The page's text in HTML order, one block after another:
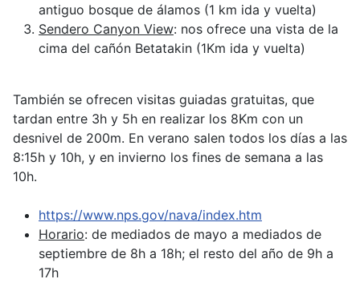
antiguo bosque de álamos (1 km ida y vuelta)
Sendero Canyon View: nos ofrece una vista de la
cima del cañón Betatakin (1Km ida y vuelta)
También se ofrecen visitas guiadas gratuitas, que
tardan entre 3h y 5h en realizar los 8Km con un
desnivel de 200m. En verano salen todos los días a las
8:15h y 10h, y en invierno los fines de semana a las
10h.
https://www.nps.gov/nava/index.htm
Horario: de mediados de mayo a mediados de
septiembre de 8h a 18h; el resto del año de 9h a
17h